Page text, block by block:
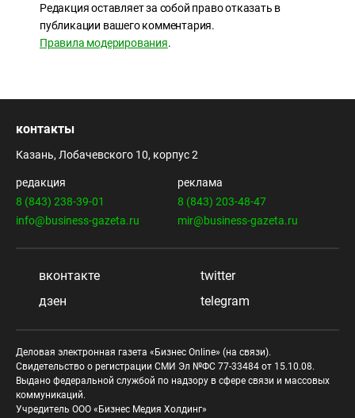
Редакция оставляет за собой право отказать в
публикации вашего комментария.
Правила модерирования.
контакты
Казань, Лобачевского 10, корпус 2
редакция
8 (843) 238-39-01
info@business-gazeta.ru
реклама
8 (843) 203-48-47
mir@business-gazeta.ru
вконтакте
twitter
дзен
telegram
Деловая электронная газета «Бизнес Online» (на связи).
Свидетельство о регистрации СМИ Эл №ФС 77-33484 от 15.10.08.
Выдано федеральной службой по надзору в сфере связи и массовых
коммуникаций.
Учредитель ООО «Бизнес Медия Холдинг»